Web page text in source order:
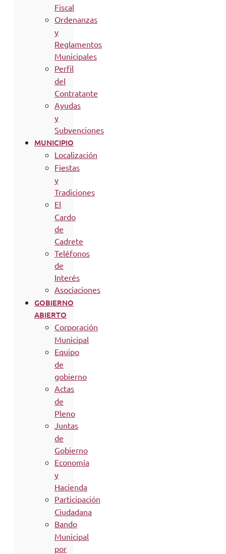
Fiscal
Ordenanzas
y
Reglamentos
Municipales
Perfil
del
Contratante
Ayudas
y
Subvenciones
MUNICIPIO
Localización
Fiestas
y
Tradiciones
El
Cardo
de
Cadrete
Teléfonos
de
Interés
Asociaciones
GOBIERNO
ABIERTO
Corporación
Municipal
Equipo
de
gobierno
Actas
de
Pleno
Juntas
de
Gobierno
Economía
y
Hacienda
Participación
Ciudadana
Bando
Municipal
por